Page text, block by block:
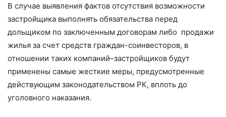
В случае выявления фактов отсутствия возможности
застройщика выполнять обязательства перед
дольщиком по заключенным договорам либо продажи
жилья за счет средств граждан-соинвесторов, в
отношении таких компаний–застройщиков будут
применены самые жесткие меры, предусмотренные
действующим законодательством РК, вплоть до
уголовного наказания.